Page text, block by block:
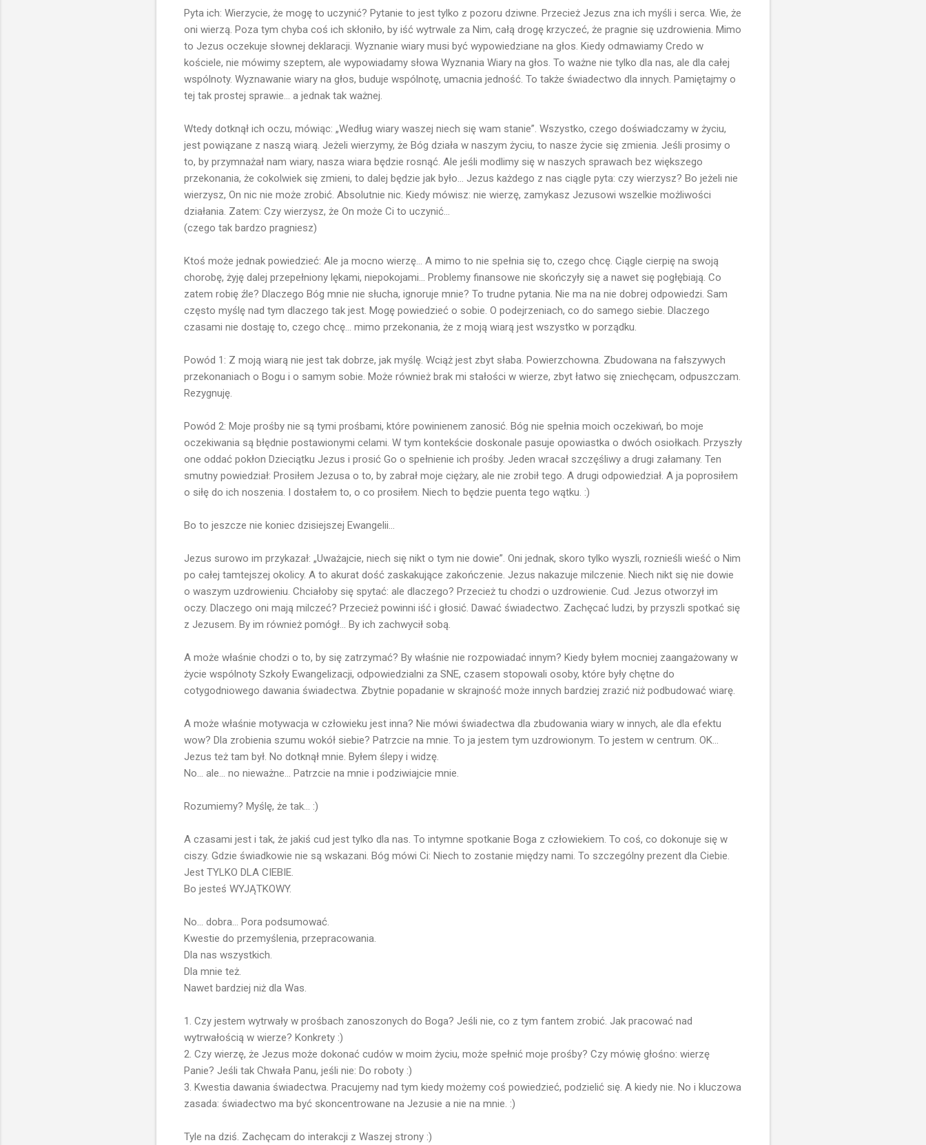
Pyta ich: Wierzycie, że mogę to uczynić? Pytanie to jest tylko z pozoru dziwne. Przecież Jezus zna ich myśli i serca. Wie, że
oni wierzą. Poza tym chyba coś ich skłoniło, by iść wytrwale za Nim, całą drogę krzyczeć, że pragnie się uzdrowienia. Mimo
to Jezus oczekuje słownej deklaracji. Wyznanie wiary musi być wypowiedziane na głos. Kiedy odmawiamy Credo w
kościele, nie mówimy szeptem, ale wypowiadamy słowa Wyznania Wiary na głos. To ważne nie tylko dla nas, ale dla całej
wspólnoty. Wyznawanie wiary na głos, buduje wspólnotę, umacnia jedność. To także świadectwo dla innych. Pamiętajmy o
tej tak prostej sprawie... a jednak tak ważnej.
Wtedy dotknął ich oczu, mówiąc: „Według wiary waszej niech się wam stanie”. Wszystko, czego doświadczamy w życiu,
jest powiązane z naszą wiarą. Jeżeli wierzymy, że Bóg działa w naszym życiu, to nasze życie się zmienia. Jeśli prosimy o
to, by przymnażał nam wiary, nasza wiara będzie rosnąć. Ale jeśli modlimy się w naszych sprawach bez większego
przekonania, że cokolwiek się zmieni, to dalej będzie jak było... Jezus każdego z nas ciągle pyta: czy wierzysz? Bo jeżeli nie
wierzysz, On nic nie może zrobić. Absolutnie nic. Kiedy mówisz: nie wierzę, zamykasz Jezusowi wszelkie możliwości
działania. Zatem: Czy wierzysz, że On może Ci to uczynić...
(czego tak bardzo pragniesz)
Ktoś może jednak powiedzieć: Ale ja mocno wierzę... A mimo to nie spełnia się to, czego chcę. Ciągle cierpię na swoją
chorobę, żyję dalej przepełniony lękami, niepokojami... Problemy finansowe nie skończyły się a nawet się pogłębiają. Co
zatem robię źle? Dlaczego Bóg mnie nie słucha, ignoruje mnie? To trudne pytania. Nie ma na nie dobrej odpowiedzi. Sam
często myślę nad tym dlaczego tak jest. Mogę powiedzieć o sobie. O podejrzeniach, co do samego siebie. Dlaczego
czasami nie dostaję to, czego chcę... mimo przekonania, że z moją wiarą jest wszystko w porządku.
Powód 1: Z moją wiarą nie jest tak dobrze, jak myślę. Wciąż jest zbyt słaba. Powierzchowna. Zbudowana na fałszywych
przekonaniach o Bogu i o samym sobie. Może również brak mi stałości w wierze, zbyt łatwo się zniechęcam, odpuszczam.
Rezygnuję.
Powód 2: Moje prośby nie są tymi prośbami, które powinienem zanosić. Bóg nie spełnia moich oczekiwań, bo moje
oczekiwania są błędnie postawionymi celami. W tym kontekście doskonale pasuje opowiastka o dwóch osiołkach. Przyszły
one oddać pokłon Dzieciątku Jezus i prosić Go o spełnienie ich prośby. Jeden wracał szczęśliwy a drugi załamany. Ten
smutny powiedział: Prosiłem Jezusa o to, by zabrał moje ciężary, ale nie zrobił tego. A drugi odpowiedział. A ja poprosiłem
o siłę do ich noszenia. I dostałem to, o co prosiłem. Niech to będzie puenta tego wątku. :)
Bo to jeszcze nie koniec dzisiejszej Ewangelii...
Jezus surowo im przykazał: „Uważajcie, niech się nikt o tym nie dowie”. Oni jednak, skoro tylko wyszli, roznieśli wieść o Nim
po całej tamtejszej okolicy. A to akurat dość zaskakujące zakończenie. Jezus nakazuje milczenie. Niech nikt się nie dowie
o waszym uzdrowieniu. Chciałoby się spytać: ale dlaczego? Przecież tu chodzi o uzdrowienie. Cud. Jezus otworzył im
oczy. Dlaczego oni mają milczeć? Przecież powinni iść i głosić. Dawać świadectwo. Zachęcać ludzi, by przyszli spotkać się
z Jezusem. By im również pomógł... By ich zachwycił sobą.
A może właśnie chodzi o to, by się zatrzymać? By właśnie nie rozpowiadać innym? Kiedy byłem mocniej zaangażowany w
życie wspólnoty Szkoły Ewangelizacji, odpowiedzialni za SNE, czasem stopowali osoby, które były chętne do
cotygodniowego dawania świadectwa. Zbytnie popadanie w skrajność może innych bardziej zrazić niż podbudować wiarę.
A może właśnie motywacja w człowieku jest inna? Nie mówi świadectwa dla zbudowania wiary w innych, ale dla efektu
wow? Dla zrobienia szumu wokół siebie? Patrzcie na mnie. To ja jestem tym uzdrowionym. To jestem w centrum. OK...
Jezus też tam był. No dotknął mnie. Byłem ślepy i widzę.
No... ale... no nieważne... Patrzcie na mnie i podziwiajcie mnie.
Rozumiemy? Myślę, że tak... :)
A czasami jest i tak, że jakiś cud jest tylko dla nas. To intymne spotkanie Boga z człowiekiem. To coś, co dokonuje się w
ciszy. Gdzie świadkowie nie są wskazani. Bóg mówi Ci: Niech to zostanie między nami. To szczególny prezent dla Ciebie.
Jest TYLKO DLA CIEBIE.
Bo jesteś WYJĄTKOWY.
No... dobra... Pora podsumować.
Kwestie do przemyślenia, przepracowania.
Dla nas wszystkich.
Dla mnie też.
Nawet bardziej niż dla Was.
1. Czy jestem wytrwały w prośbach zanoszonych do Boga? Jeśli nie, co z tym fantem zrobić. Jak pracować nad
wytrwałością w wierze? Konkrety :)
2. Czy wierzę, że Jezus może dokonać cudów w moim życiu, może spełnić moje prośby? Czy mówię głośno: wierzę
Panie? Jeśli tak Chwała Panu, jeśli nie: Do roboty :)
3. Kwestia dawania świadectwa. Pracujemy nad tym kiedy możemy coś powiedzieć, podzielić się. A kiedy nie. No i kluczowa
zasada: świadectwo ma być skoncentrowane na Jezusie a nie na mnie. :)
Tyle na dziś. Zachęcam do interakcji z Waszej strony :)